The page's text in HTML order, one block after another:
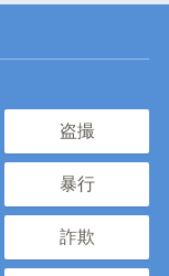
盗撮
暴行
詐欺